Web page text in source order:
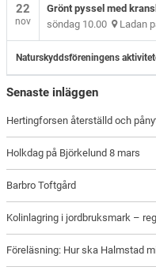
22
nov
Grönt pyssel med
söndag 10.00 Ladan
Naturskyddsföreningens
Senaste inläggen
Hertingforsen återställd och
Holkdag på Björkelund 8 mars
Barbro Toftgård
Kolinlagring i jordbruksmark –
Föreläsning: Hur ska Halmstad